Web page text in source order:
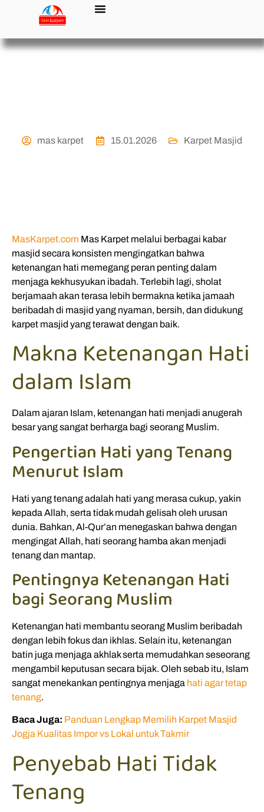
mas karpet 15.01.2026 Karpet Masjid
MasKarpet.com Mas Karpet melalui berbagai kabar
masjid secara konsisten mengingatkan bahwa
ketenangan hati memegang peran penting dalam
menjaga kekhusyukan ibadah. Terlebih lagi, sholat
berjamaah akan terasa lebih bermakna ketika jamaah
beribadah di masjid yang nyaman, bersih, dan didukung
karpet masjid yang terawat dengan baik.
Makna Ketenangan Hati
dalam Islam
Dalam ajaran Islam, ketenangan hati menjadi anugerah
besar yang sangat berharga bagi seorang Muslim.
Pengertian Hati yang Tenang
Menurut Islam
Hati yang tenang adalah hati yang merasa cukup, yakin
kepada Allah, serta tidak mudah gelisah oleh urusan
dunia. Bahkan, Al-Qur’an menegaskan bahwa dengan
mengingat Allah, hati seorang hamba akan menjadi
tenang dan mantap.
Pentingnya Ketenangan Hati
bagi Seorang Muslim
Ketenangan hati membantu seorang Muslim beribadah
dengan lebih fokus dan ikhlas. Selain itu, ketenangan
batin juga menjaga akhlak serta memudahkan seseorang
mengambil keputusan secara bijak. Oleh sebab itu, Islam
sangat menekankan pentingnya menjaga hati agar tetap
tenang.
Baca Juga: Panduan Lengkap Memilih Karpet Masjid
Jogja Kualitas Impor vs Lokal untuk Takmir
Penyebab Hati Tidak
Tenang